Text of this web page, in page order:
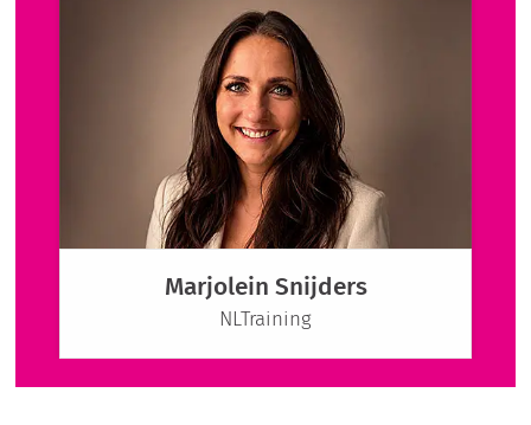
Marjolein Snijders
NLTraining